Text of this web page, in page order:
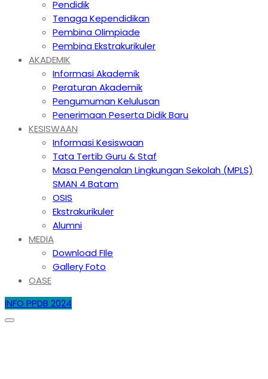
Pendidik
Tenaga Kependidikan
Pembina Olimpiade
Pembina Ekstrakurikuler
AKADEMIK
Informasi Akademik
Peraturan Akademik
Pengumuman Kelulusan
Penerimaan Peserta Didik Baru
KESISWAAN
Informasi Kesiswaan
Tata Tertib Guru & Staf
Masa Pengenalan Lingkungan Sekolah (MPLS)
SMAN 4 Batam
OSIS
Ekstrakurikuler
Alumni
MEDIA
Download FIle
Gallery Foto
OASE
INFO PPDB 2024